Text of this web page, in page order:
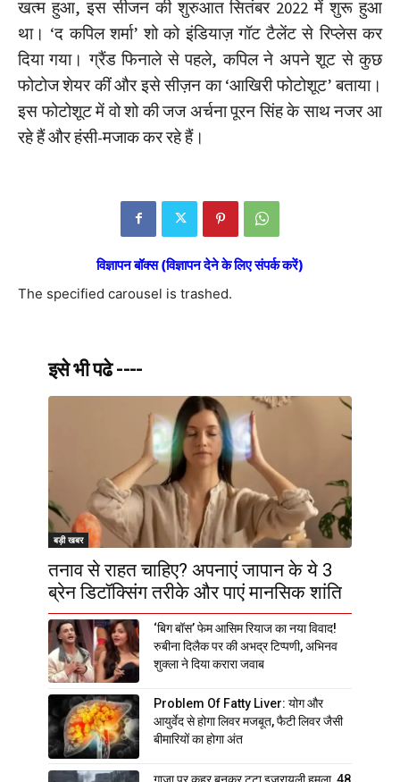
खत्म हुआ, इस सीजन की शुरुआत सितंबर 2022 में शुरू हुआ
था। ‘द कपिल शर्मा’ शो को इंडियाज़ गॉट टैलेंट से रिप्लेस कर
दिया गया। ग्रैंड फिनाले से पहले, कपिल ने अपने शूट से कुछ
फोटोज शेयर कीं और इसे सीज़न का ‘आखिरी फोटोशूट’ बताया।
इस फोटोशूट में वो शो की जज अर्चना पूरन सिंह के साथ नजर आ
रहे हैं और हंसी-मजाक कर रहे हैं।
विज्ञापन बॉक्स (विज्ञापन देने के लिए संपर्क करें)
The specified carousel is trashed.
इसे भी पढे ----
बड़ी खबर
तनाव से राहत चाहिए? अपनाएं जापान के ये 3
ब्रेन डिटॉक्सिंग तरीके और पाएं मानसिक शांति
‘बिग बॉस’ फेम आसिम रियाज का नया विवाद!
रुबीना दिलैक पर की अभद्र टिप्पणी, अभिनव
शुक्ला ने दिया करारा जवाब
Problem Of Fatty Liver: योग और
आयुर्वेद से होगा लिवर मजबूत, फैटी लिवर जैसी
बीमारियों का होगा अंत
गाजा पर कहर बनकर टूटा इजरायली हमला, 48